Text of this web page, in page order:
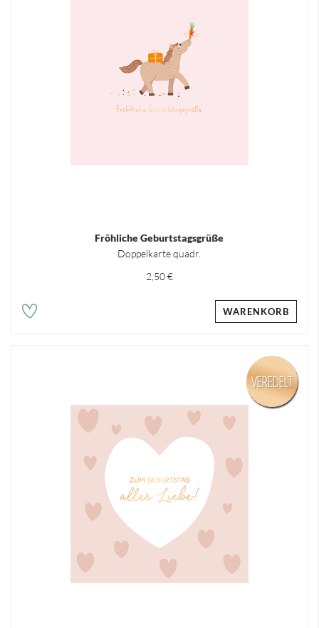
Fröhliche Geburtstagsgrüße
Doppelkarte quadr.
2,50 €
WARENKORB
VEREDELT